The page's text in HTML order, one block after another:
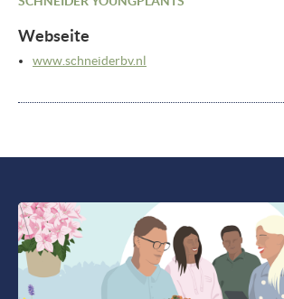
Webseite
www.schneiderbv.nl